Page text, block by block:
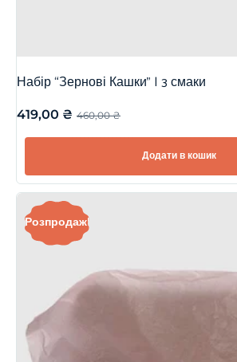
Набір “Зернові Кашки” | 3 смаки
460,00₴
419,00 ₴
Додати в кошик
Розпродаж!